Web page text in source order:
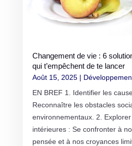
Changement de vie : 6
qui t’empêchent de te lancer
Août 15, 2025|
EN BREF 1. Identifier les
Reconnaître les obstacles
environnementaux. 2.
intérieures : Se confronter à
pensée et à nos croyances